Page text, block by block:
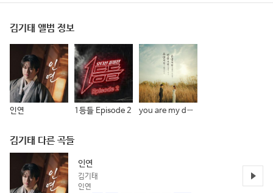
김기태 앨범 정보
인연 1등들 Episode 2 you are my destiny
김기태 다른 곡들
인연
김기태
인연